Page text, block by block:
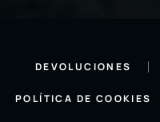
DEVOLUCIONES
POLÍTICA DE COOKIES